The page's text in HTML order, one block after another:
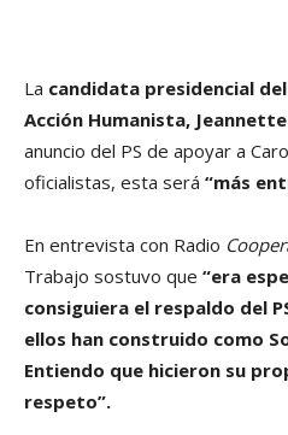
La candidata presidencial
Acción Humanista,
anuncio del PS de apoyar a
oficialistas, esta será “más
En entrevista con Radio
Trabajo sostuvo que “era
consiguiera el respaldo del
ellos han construido como
Entiendo que hicieron su
respeto”.